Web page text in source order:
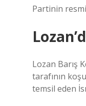
Partinin
Lozan Barış
tarafının
temsil eden